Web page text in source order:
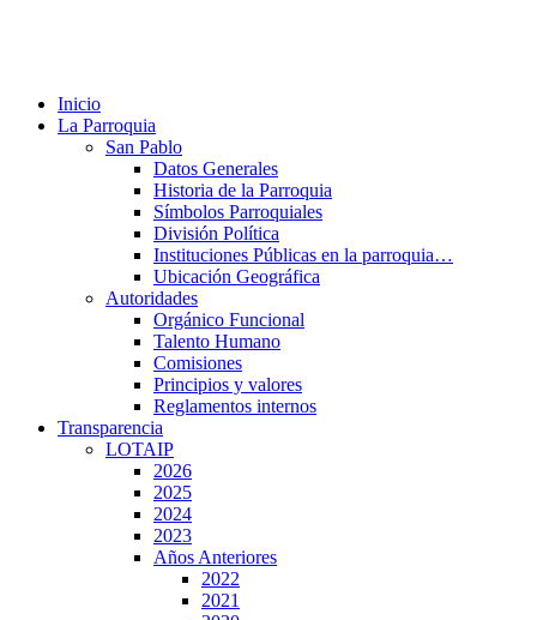
Inicio
La Parroquia
San Pablo
Datos Generales
Historia de la Parroquia
Símbolos Parroquiales
División Política
Instituciones Públicas en la parroquia…
Ubicación Geográfica
Autoridades
Orgánico Funcional
Talento Humano
Comisiones
Principios y valores
Reglamentos internos
Transparencia
LOTAIP
2026
2025
2024
2023
Años Anteriores
2022
2021